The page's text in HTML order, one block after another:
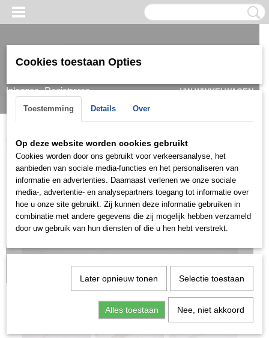
Inloggen Registreren
UW WINKELWAGEN
Home > Ketting & Collier > Dames> Ketting >Zilver
Cookies toestaan Opties
Toestemming Details Over
Op deze website worden cookies gebruikt
Cookies worden door ons gebruikt voor verkeersanalyse, het
aanbieden van sociale media-functies en het personaliseren van
informatie en advertenties. Daarnaast verlenen we onze sociale
media-, advertentie- en analysepartners toegang tot informatie over
hoe u onze site gebruikt. Zij kunnen deze informatie gebruiken in
combinatie met andere gegevens die zij mogelijk hebben verzameld
door uw gebruik van hun diensten of die u hen hebt verstrekt.
Later opnieuw tonen Selectie toestaan
Alles toestaan Nee, niet akkoord